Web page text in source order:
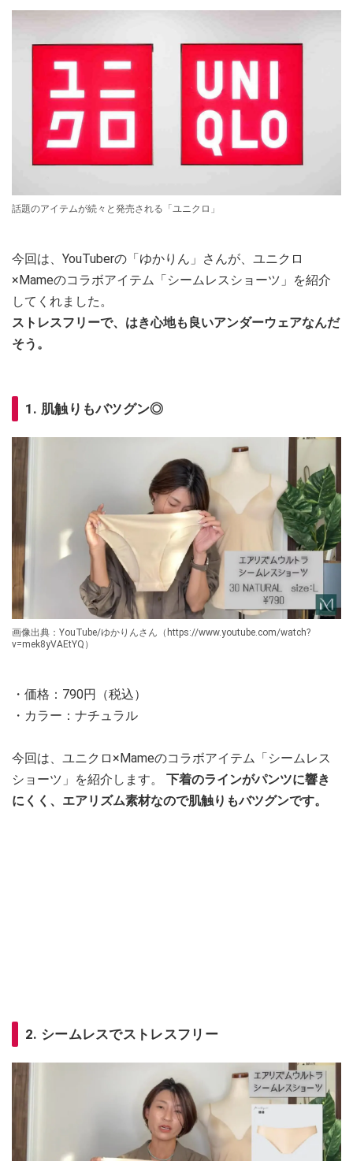
話題のアイテムが続々と発売される「ユニクロ」
今回は、YouTuberの「ゆかりん」さんが、ユニクロ
×Mameのコラボアイテム「シームレスショーツ」を紹介
してくれました。
ストレスフリーで、はき心地も良いアンダーウェアなんだ
そう。
1. 肌触りもバツグン◎
画像出典：YouTube/ゆかりんさん（https://www.youtube.com/watch?
v=mek8yVAEtYQ）
・価格：790円（税込）
・カラー：ナチュラル
今回は、ユニクロ×Mameのコラボアイテム「シームレス
ショーツ」を紹介します。 下着のラインがパンツに響き
にくく、エアリズム素材なので肌触りもバツグンです。
2. シームレスでストレスフリー